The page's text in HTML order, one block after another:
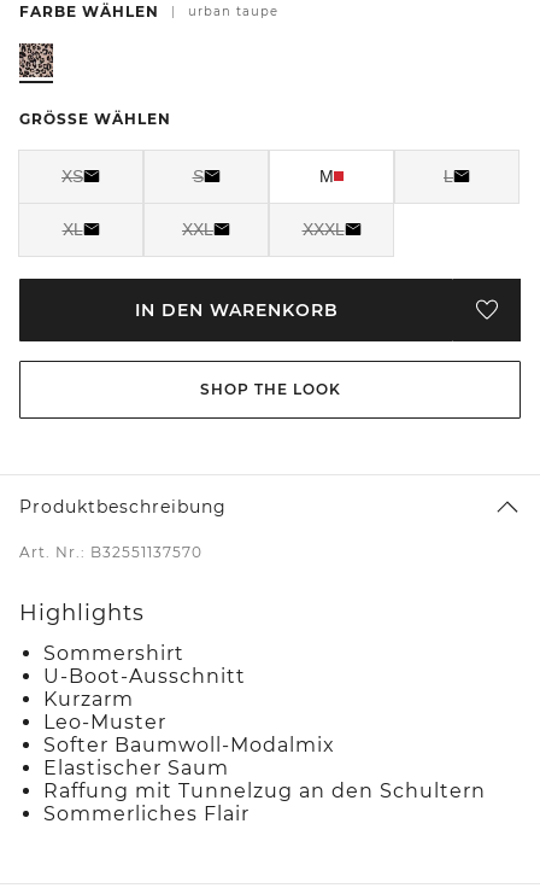
FARBE WÄHLEN urban taupe
GRÖSSE WÄHLEN
XS S M L
XL XXL XXXL
IN DEN WARENKORB
SHOP THE LOOK
Produktbeschreibung
Art. Nr.: B32551137570
Highlights
Sommershirt
U-Boot-Ausschnitt
Kurzarm
Leo-Muster
Softer Baumwoll-Modalmix
Elastischer Saum
Raffung mit Tunnelzug an den Schultern
Sommerliches Flair